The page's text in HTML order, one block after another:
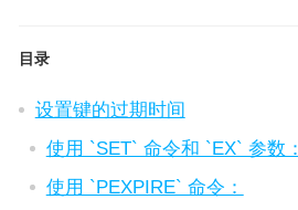
目录
设置键的过期时间
使用 `SET` 命令和 `EX` 参数：
使用 `PEXPIRE` 命令：